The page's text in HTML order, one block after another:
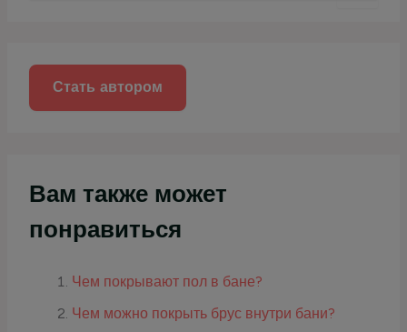
Стать автором
Вам также может
понравиться
Чем покрывают пол в бане?
Чем можно покрыть брус внутри бани?